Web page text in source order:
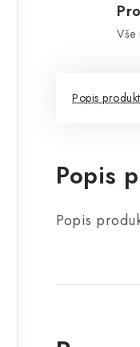
Vše
Popis
Popis
Popis